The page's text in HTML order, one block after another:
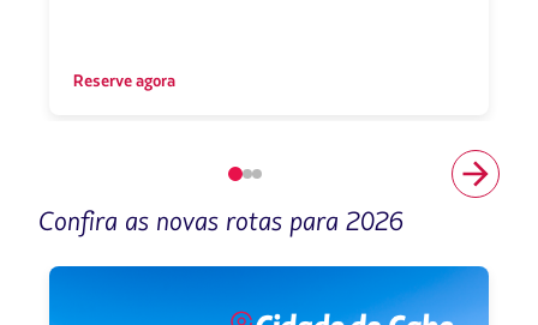
Reserve agora
Elemento
1
3
Confira as novas rotas para 2026